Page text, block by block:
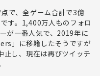
で、全ゲーム合計で3億
す。 1,400万人ものフォロ
が一番人気で、2019年に
」に移籍したそうですが
し、現在は再びツイッチ